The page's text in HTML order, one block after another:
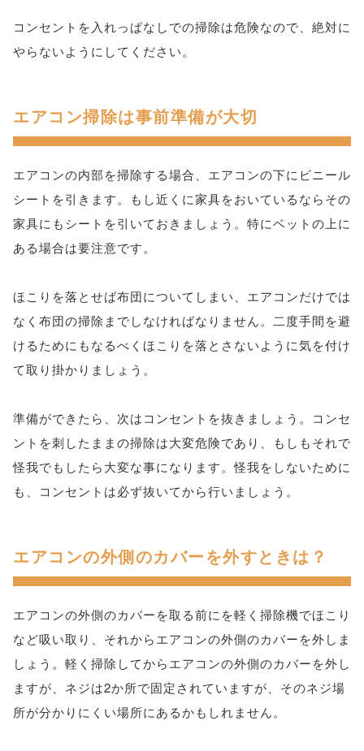
コンセントを入れっぱなしでの掃除は危険なので、絶対に
やらないようにしてください。
エアコン掃除は事前準備が大切
エアコンの内部を掃除する場合、エアコンの下にビニール
シートを引きます。もし近くに家具をおいているならその
家具にもシートを引いておきましょう。特にベットの上に
ある場合は要注意です。
ほこりを落とせば布団についてしまい、エアコンだけでは
なく布団の掃除までしなければなりません。二度手間を避
けるためにもなるべくほこりを落とさないように気を付け
て取り掛かりましょう。
準備ができたら、次はコンセントを抜きましょう。コンセ
ントを刺したままの掃除は大変危険であり、もしもそれで
怪我でもしたら大変な事になります。怪我をしないために
も、コンセントは必ず抜いてから行いましょう。
エアコンの外側のカバーを外すときは？
エアコンの外側のカバーを取る前にを軽く掃除機でほこり
など吸い取り、それからエアコンの外側のカバーを外しま
しょう。軽く掃除してからエアコンの外側のカバーを外し
ますが、ネジは2か所で固定されていますが、そのネジ場
所が分かりにくい場所にあるかもしれません。